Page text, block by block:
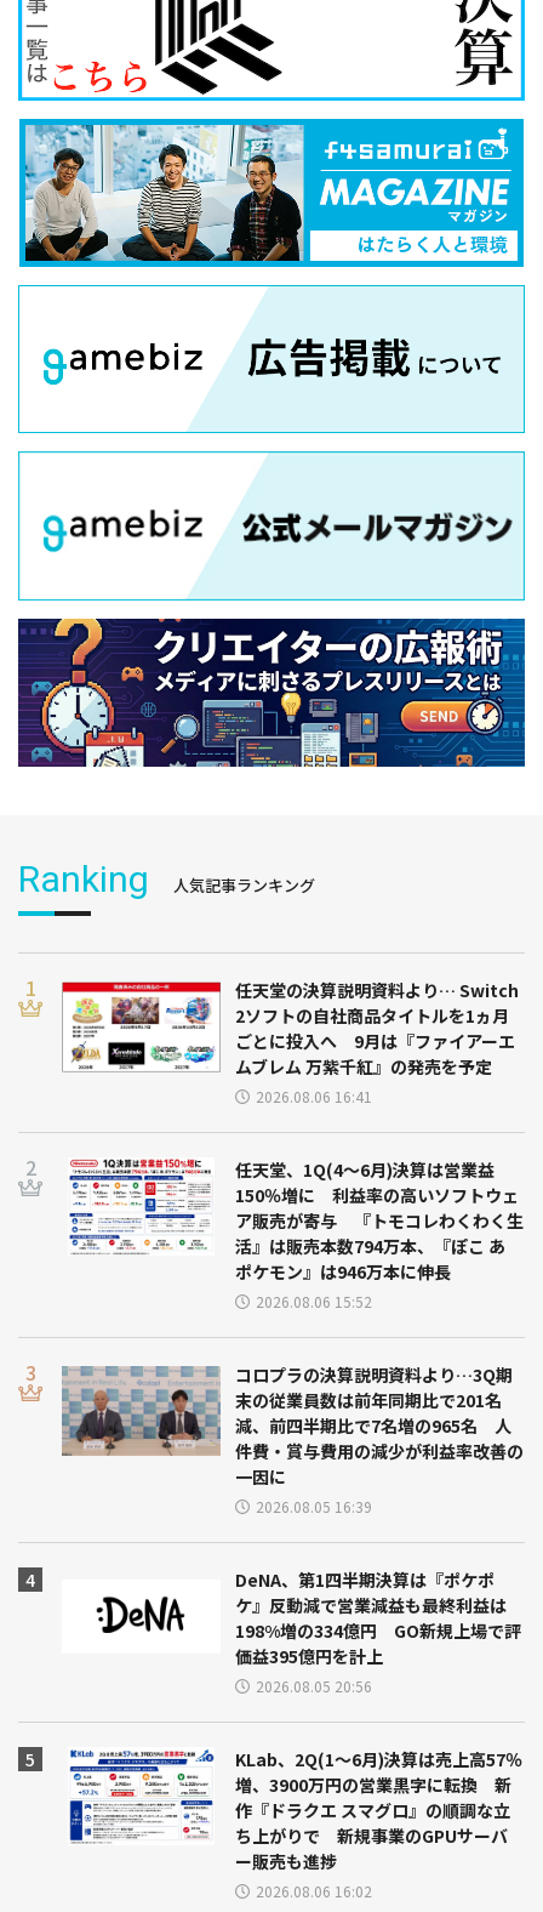
Ranking 人気記事ランキング
任天堂の決算説明資料より… Switch
2ソフトの自社商品タイトルを1ヵ月
ごとに投入へ 9月は『ファイアーエ
ムブレム 万紫千紅』の発売を予定
2026.08.06 16:41
任天堂、1Q(4～6月)決算は営業益
150％増に 利益率の高いソフトウェ
ア販売が寄与 『トモコレわくわく生
活』は販売本数794万本、『ぽこ あ
ポケモン』は946万本に伸長
2026.08.06 15:52
コロプラの決算説明資料より…3Q期
末の従業員数は前年同期比で201名
減、前四半期比で7名増の965名 人
件費・賞与費用の減少が利益率改善の
一因に
2026.08.05 16:39
DeNA、第1四半期決算は『ポケポ
ケ』反動減で営業減益も最終利益は
198%増の334億円 GO新規上場で評
価益395億円を計上
2026.08.05 20:56
KLab、2Q(1～6月)決算は売上高57％
増、3900万円の営業黒字に転換 新
作『ドラクエ スマグロ』の順調な立
ち上がりで 新規事業のGPUサーバ
ー販売も進捗
2026.08.06 16:02